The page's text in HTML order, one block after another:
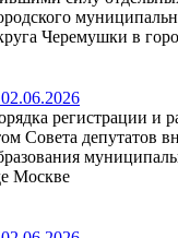
Черемушки в
регистрации и
Совета депутатов
Москве